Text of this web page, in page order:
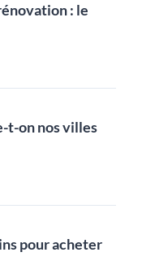
: le
t-on nos villes
pour acheter